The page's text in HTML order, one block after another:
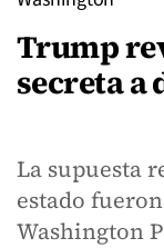
Trump
secreta
La supuesta
estado
Washington